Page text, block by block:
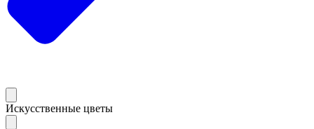
Искусственные цветы